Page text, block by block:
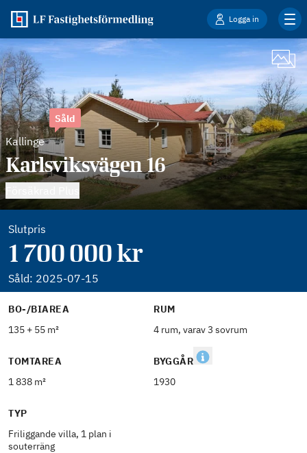
Logga in
Kallinge
Såld
Karlsviksvägen 16
Slutpris
1 700 000 kr
Såld: 2025-07-15
BO-/BIAREA
135 + 55 m²
RUM
4 rum, varav 3 sovrum
TOMTAREA
1 838 m²
BYGGÅR
1930
TYP
Friliggande villa, 1 plan i
souterräng